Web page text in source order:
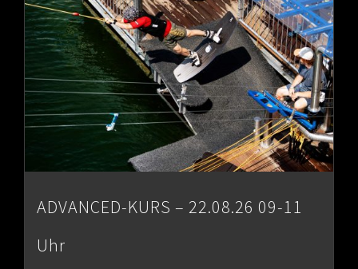
ADVANCED-KURS – 22.08.26 09-11
Uhr